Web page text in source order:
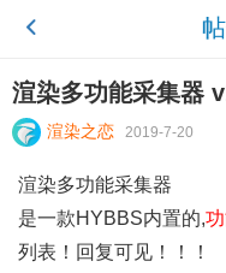
渲染多功能采集器
渲染之恋 2019-7-20
渲染多功能采集器
是一款HYBBS内置的,
列表！回复可见！！！